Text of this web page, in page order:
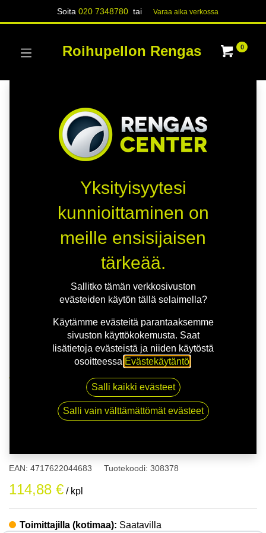
Soita020 7348780 tai Varaa aika verk​​​​ossa
Roihupellon Rengas 0
155/80R13C 91T NANKANG SNOW SL-6
155/80R13C 91T NANKANG
EAN: 4717622044683 Tuotekoodi: 308378
114,88 € / kpl
Toimittajilla (kotimaa): Saatavilla
Yksityisyytesi
kunnioittaminen on
meille ensisijaisen
tärkeää.
Sallitko tämän verkkosivuston
evästeiden käytön tällä selaimella?
Käytämme evästeitä parantaaksemme
sivuston käyttökokemusta. Saat
lisätietoja evästeistä ja niiden käytöstä
osoitteessa Evästekäytäntö
Salli kaikki evästeet
Salli vain välttämättömät evästeet